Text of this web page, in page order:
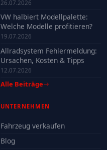
26.07.2026
VW halbiert Modellpalette:
Welche Modelle profitieren?
19.07.2026
Allradsystem Fehlermeldung:
Ursachen, Kosten & Tipps
12.07.2026
Alle Beiträge
UNTERNEHMEN
Fahrzeug verkaufen
Blog